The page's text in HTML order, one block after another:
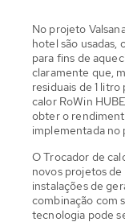
No projeto
hotel são usadas,
para fins de
claramente que,
residuais de 1
calor RoWin
obter o
implementada no
O Trocador de
novos projetos
instalações de
combinação com
tecnologia pode